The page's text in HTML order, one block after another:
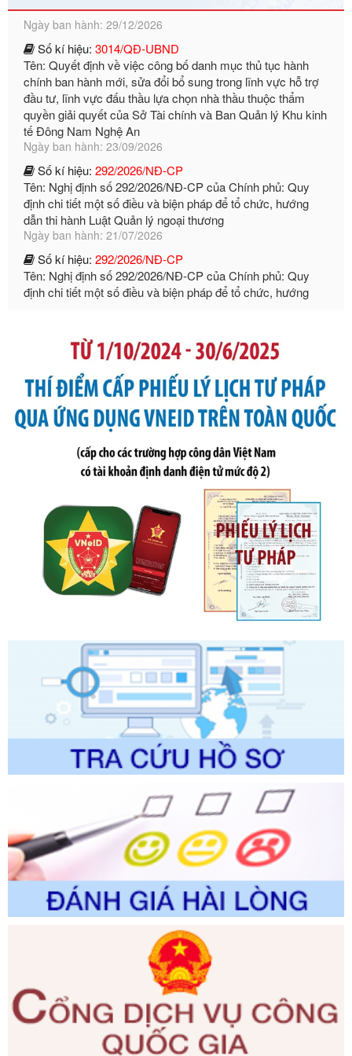
Số kí hiệu:3014/QĐ-UBND
chính ban hành mới, sửa đổi bổ sung trong lĩnh vực hỗ trợ
đầu tư, lĩnh vực đấu thầu lựa chọn nhà thầu thuộc thẩm
quyền giải quyết của Sở Tài chính và Ban Quản lý Khu kinh
tế Đông Nam Nghệ An
Ngày ban hành: 23/09/2026
Số kí hiệu:292/2026/NĐ-CP
định chi tiết một số điều và biện pháp để tổ chức, hướng
dẫn thi hành Luật Quản lý ngoại thương
Ngày ban hành: 21/07/2026
Số kí hiệu:292/2026/NĐ-CP
định chi tiết một số điều và biện pháp để tổ chức, hướng
dẫn thi hành Luật Quản lý ngoại thương
Ngày ban hành: 21/07/2026
Tên: Thông tư số 105/2026/TT-BTC của Bộ Tài chính: Bãi
bỏ Thông tư số 87/2019/TT- BТC ngày 19 tháng 12 năm
2019 của Bộ trưởng Bộ Tài chính hướng dẫn thực hiện xử
phạt vi phạm hành chính trong lĩnh vực kho bạc nhà nước
Ngày ban hành: 21/07/2026
Số kí hiệu:291/2026/NĐ-CP
Tên: Nghị định số 291/2026/NĐ-CP của Chính phủ: Sửa
đổi, bổ sung một số điều của Nghị định số 125/2020/NĐ-СР
ngày 19 tháng 10 năm 2020 của Chính phủ quy định xử
phạt vi phạm hành chính về thuế, hóa đơn được sửa đổi, bổ
sung bởi Nghị định số 102/2021/NĐ-CP
Ngày ban hành: 20/07/2026
Số kí hiệu:2303/QĐ-UBND
Tên: Quyết định công bố Danh mục thủ tục hành chính mới
ban hành, được sửa đổi, bổ sung, bị bãi bỏ và phê duyệt
Quy trình nội bộ, quy trình điện tử giải quyết thủ tục hành
chính trong một số lĩnh vực thuộc phạm vi chức năng quản
Ngày ban hành: 01/06/2026
Số kí hiệu:2304/QĐ-UBND
Tên: Quyết định công bố Danh mục thủ tục hành chính
được sửa đổi, bổ sung và phê duyệt Quy trình nội bộ, quy
trình điện tử giải quyết thủ tục hành chính trong lĩnh vực Du
lịch thuộc phạm vi chức năng quản lý của Sở Văn hóa, Thể
thao và Du lịch
Ngày ban hành: 01/06/2026
2310/QĐ-UBND
Tên: Về việc công bố Danh mục thủ tục hành chính sửa
đổi, bổ sung và phê duyệt Quy trình nội bộ, quy trình điện tử
trong giải quyết thủtục hành chính lĩnh vực biến đổi khí hậu
thuộc phạm vi giải quyết của Sở Nông nghiệp và Môi
trường
Ngày ban hành: 01/06/2026
Số kí hiệu:2300/QĐ-UBND
Tên: V/v công bố danh mục thủ tục hành chính được sửa
đổi, bổ sung và phê duyệt quy trình nội bộ, quy trình điện tử
giải quyết thủ tục hành chính trong lĩnh vực Luật sư thuộc
phạm vi chức năng quản lý của Sở Tư pháp
Ngày ban hành: 01/06/2026
Số kí hiệu: 351/2025/NĐ-CP
Tên: Nghị định số 351/2025/NĐ-CP của Chính phủ: Quy